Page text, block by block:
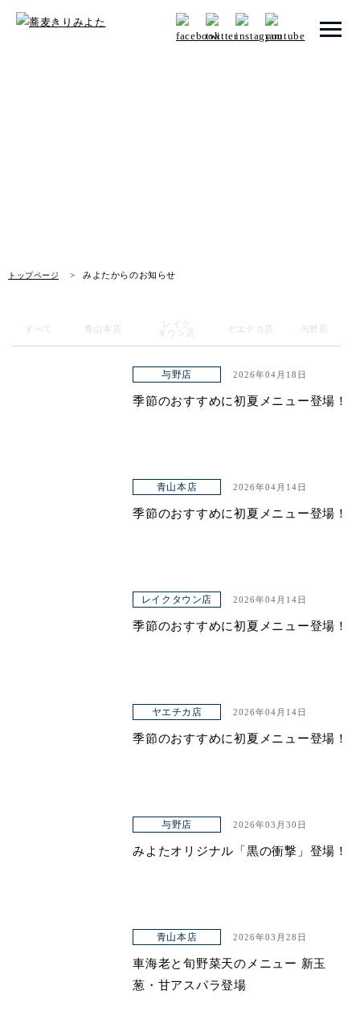
トップページ みよたからのお知らせ
メニュー 一覧
レイクタウン店
ヤエチカ店
店舗一覧
ヤエチカ店
与野店
アクセス
青山本店
与野店
すべて 青山本店
レイク
タウン店
ヤエチカ店 与野店
与野店 2026年04月18日
季節のおすすめに初夏メニュー登場！
青山本店 2026年04月14日
季節のおすすめに初夏メニュー登場！
レイクタウン店 2026年04月14日
季節のおすすめに初夏メニュー登場！
ヤエチカ店 2026年04月14日
季節のおすすめに初夏メニュー登場！
与野店 2026年03月30日
みよたオリジナル「黒の衝撃」登場！
青山本店 2026年03月28日
車海老と旬野菜天のメニュー 新玉
葱・甘アスパラ登場